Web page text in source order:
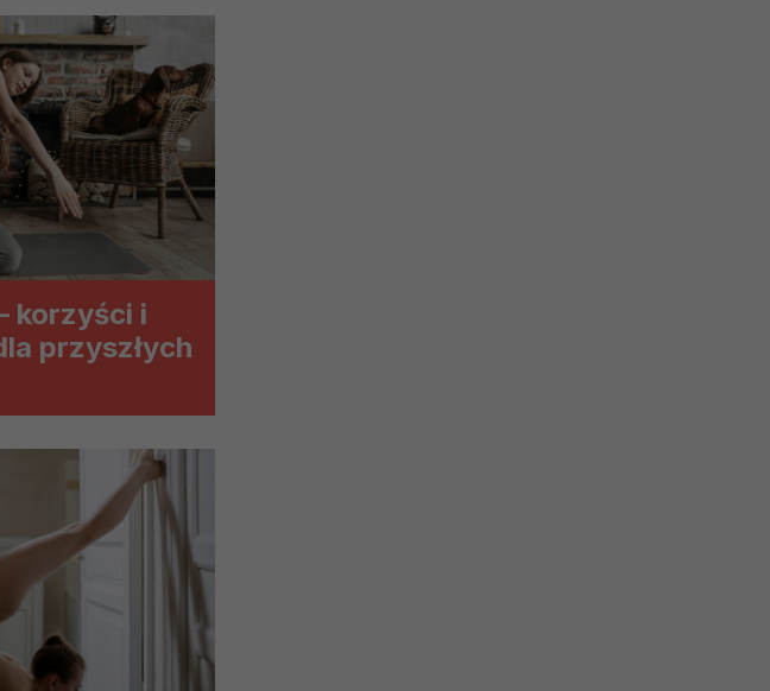
korzyści i
przyszłych
z obowiązującymi przepisami, podstawie prawnej.
w tym dopasowywania ich do Twoich zainteresowań,
jest niezbędność do wykonania umów o ich świadczenie
w usługach, z których korzystasz). Taką podstawą
jest tzw. uzasadniony interes administratora.
będzie odbywać się na podstawie Twojej dobrowolnej